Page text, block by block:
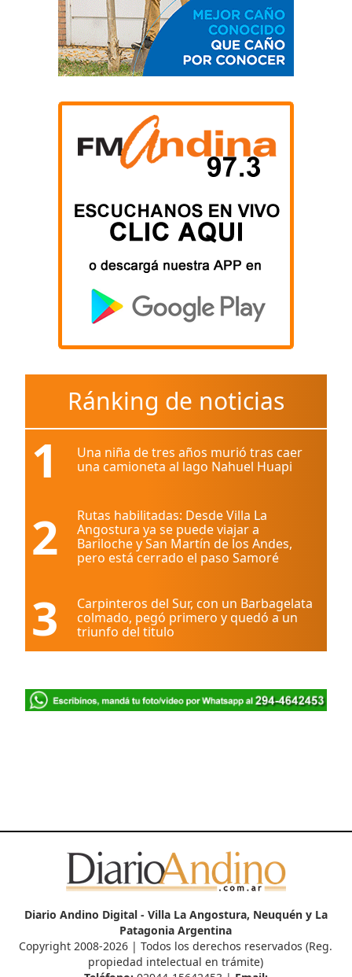
Ránking de noticias
1
Una niña de tres años murió tras caer
una camioneta al lago Nahuel Huapi
2
Rutas habilitadas: Desde Villa La
Angostura ya se puede viajar a
Bariloche y San Martín de los Andes,
pero está cerrado el paso Samoré
3
Carpinteros del Sur, con un Barbagelata
colmado, pegó primero y quedó a un
triunfo del titulo
Diario Andino Digital - Villa La Angostura, Neuquén y La
Patagonia Argentina
Copyright 2008-2026 | Todos los derechos reservados (Reg.
propiedad intelectual en trámite)